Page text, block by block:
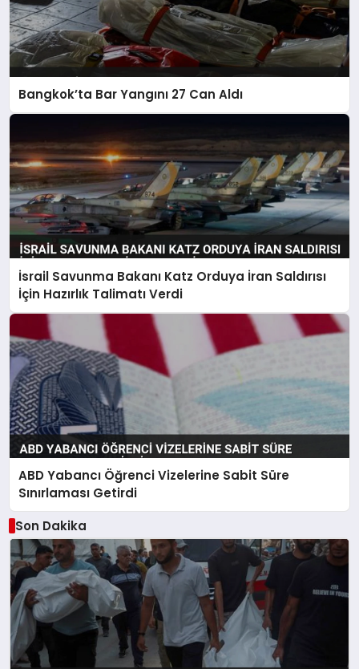
Bangkok’ta Bar Yangını 27 Can Aldı
İsrail Savunma Bakanı Katz Orduya İran Saldırısı
İçin Hazırlık Talimatı Verdi
ABD Yabancı Öğrenci Vizelerine Sabit Süre
Sınırlaması Getirdi
Son Dakika